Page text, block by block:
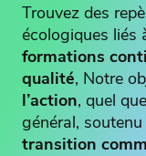
Trouvez des
écologiques liés
formations
qualité, Notre
l’action, quel
général,
transition